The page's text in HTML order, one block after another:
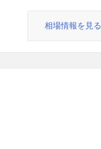
相場情報を見る